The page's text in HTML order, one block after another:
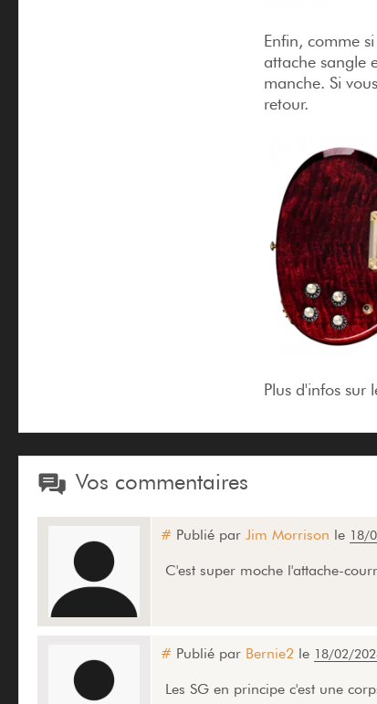
Enfin, comme
attache sangle
manche. Si
retour.
Plus d'infos sur
Vos commentaires
#Publié par Jim Morrison le 18/
C'est super moche l'attache-
#Publié par Bernie2 le 18/02/
Les SG en principe c'est une